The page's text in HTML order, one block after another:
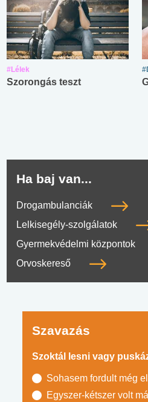
#Lélek
Szorongás teszt
Ha baj van...
Drogambulanciák
Lelkisegély-szolgálatok
Gyermekvédelmi központok
Orvoskereső
Szavazás
Szoktál lesni vagy
Sohasem fordult még
Egyszer-kétszer volt